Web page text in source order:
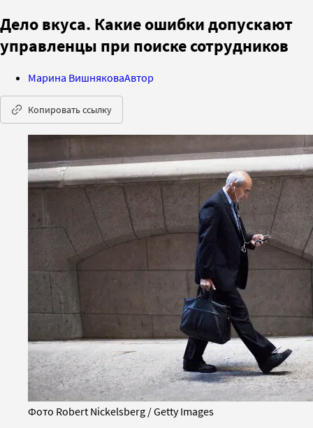
Дело вкуса. Какие ошибки допускают
управленцы при поиске сотрудников
Марина ВишняковаАвтор
Копировать ссылку
Фото Robert Nickelsberg / Getty Images